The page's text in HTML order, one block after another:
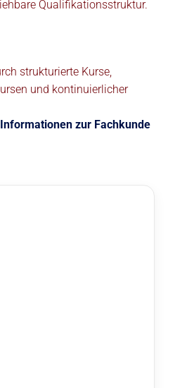
Qualifikationsstruktur.
strukturierte Kurse,
und kontinuierlicher
zur Fachkunde